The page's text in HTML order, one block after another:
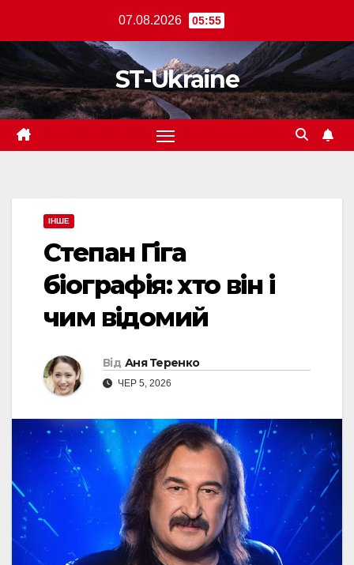
вмісту
07.08.2026 05:55
ST-Ukraine
ІНШЕ
Степан Гіга
біографія: хто він і
чим відомий
Від Аня Теренко
ЧЕР 5, 2026